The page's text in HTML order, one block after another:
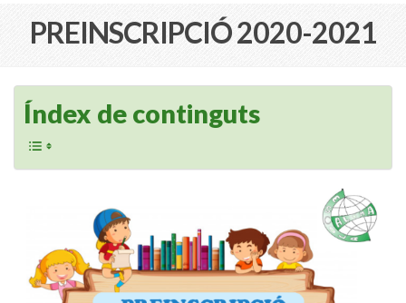
PREINSCRIPCIÓ 2020-2021
Índex de continguts